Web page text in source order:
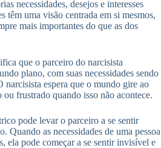
necessidades, desejos e interesses
têm uma visão centrada em si mesmos,
mais importantes do que as dos
que o parceiro do narcisista
plano, com suas necessidades sendo
narcisista espera que o mundo gire ao
frustrado quando isso não acontece.
pode levar o parceiro a se sentir
Quando as necessidades de uma pessoa
ela pode começar a se sentir invisível e